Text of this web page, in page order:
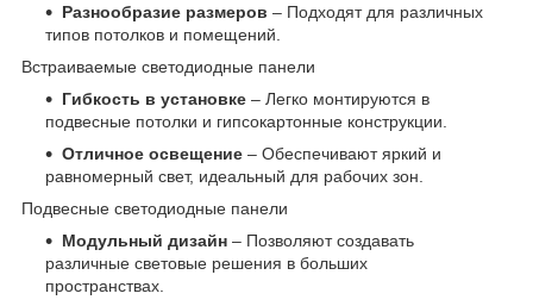
Разнообразие размеров – Подходят для различных
типов потолков и помещений.
Встраиваемые светодиодные панели
Гибкость в установке – Легко монтируются в
подвесные потолки и гипсокартонные конструкции.
Отличное освещение – Обеспечивают яркий и
равномерный свет, идеальный для рабочих зон.
Подвесные светодиодные панели
Модульный дизайн – Позволяют создавать
различные световые решения в больших
пространствах.